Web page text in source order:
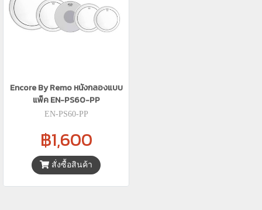
Encore By Remo หนังกลองแบบ
แพ็ค EN-PS60-PP
EN-PS60-PP
฿1,600
สั่งซื้อสินค้า